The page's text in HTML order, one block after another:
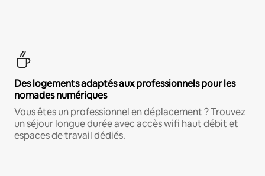
Des logements adaptés aux professionnels pour les
nomades numériques
Vous êtes un professionnel en déplacement ? Trouvez
un séjour longue durée avec accès wifi haut débit et
espaces de travail dédiés.